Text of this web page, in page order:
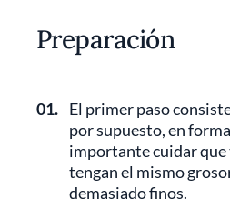
Preparación
01. El primer paso
por supuesto, en
importante cuidar que
tengan el mismo
demasiado finos.